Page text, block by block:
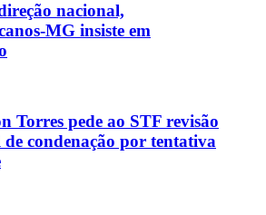
nacional,
MG insiste em
Torres pede ao STF revisão
condenação por tentativa